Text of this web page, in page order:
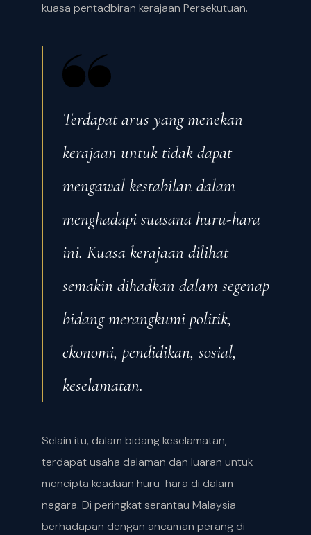
kuasa pentadbiran kerajaan Persekutuan.
Terdapat arus yang menekan
kerajaan untuk tidak dapat
mengawal kestabilan dalam
menghadapi suasana huru-hara
ini. Kuasa kerajaan dilihat
semakin dihadkan dalam segenap
bidang merangkumi politik,
ekonomi, pendidikan, sosial,
keselamatan.
Selain itu, dalam bidang keselamatan,
terdapat usaha dalaman dan luaran untuk
mencipta keadaan huru-hara di dalam
negara. Di peringkat serantau Malaysia
berhadapan dengan ancaman perang di